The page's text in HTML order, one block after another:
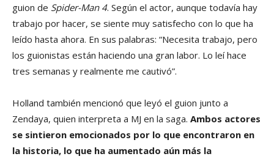
guion de Spider-Man 4. Según el actor, aunque todavía hay
trabajo por hacer, se siente muy satisfecho con lo que ha
leído hasta ahora. En sus palabras: “Necesita trabajo, pero
los guionistas están haciendo una gran labor. Lo leí hace
tres semanas y realmente me cautivó”.
Holland también mencionó que leyó el guion junto a
Zendaya, quien interpreta a MJ en la saga. Ambos actores
se sintieron emocionados por lo que encontraron en
la historia, lo que ha aumentado aún más la